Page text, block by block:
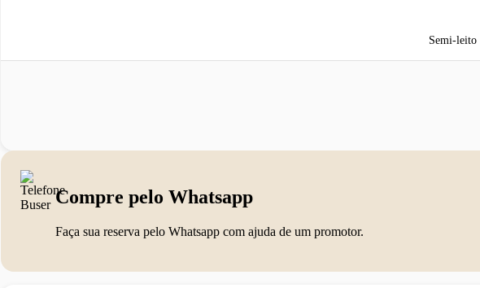
Semi-leito
Compre pelo Whatsapp
Faça sua reserva pelo Whatsapp com ajuda de um promotor.